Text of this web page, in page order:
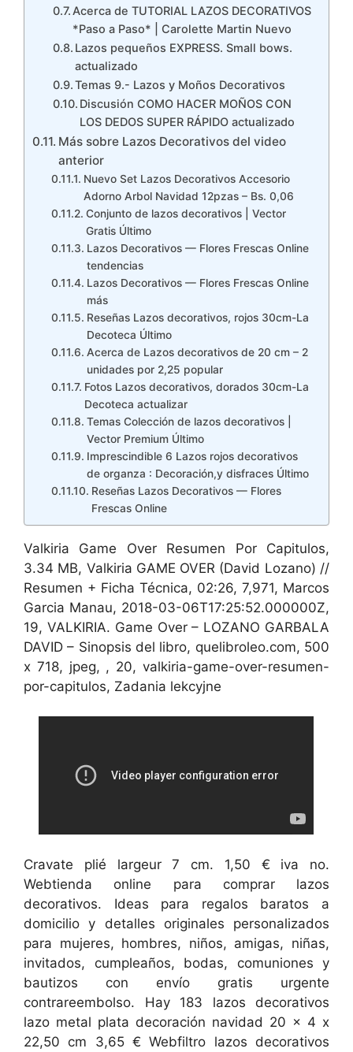
Acerca de TUTORIAL LAZOS DECORATIVOS
*Paso a Paso* | Carolette Martin Nuevo
Lazos pequeños EXPRESS. Small bows.
actualizado
Temas 9.- Lazos y Moños Decorativos
Discusión COMO HACER MOÑOS CON
LOS DEDOS SUPER RÁPIDO actualizado
Más sobre Lazos Decorativos del video
anterior
Nuevo Set Lazos Decorativos Accesorio
Adorno Arbol Navidad 12pzas – Bs. 0,06
Conjunto de lazos decorativos | Vector
Gratis Último
Lazos Decorativos — Flores Frescas Online
tendencias
Lazos Decorativos — Flores Frescas Online
más
Reseñas Lazos decorativos, rojos 30cm-La
Decoteca Último
Acerca de Lazos decorativos de 20 cm – 2
unidades por 2,25 popular
Fotos Lazos decorativos, dorados 30cm-La
Decoteca actualizar
Temas Colección de lazos decorativos |
Vector Premium Último
Imprescindible 6 Lazos rojos decorativos
de organza : Decoración,y disfraces Último
Reseñas Lazos Decorativos — Flores
Frescas Online
Valkiria Game Over Resumen Por Capitulos,
3.34 MB, Valkiria GAME OVER (David Lozano) //
Resumen + Ficha Técnica, 02:26, 7,971, Marcos
Garcia Manau, 2018-03-06T17:25:52.000000Z,
19, VALKIRIA. Game Over – LOZANO GARBALA
DAVID – Sinopsis del libro, quelibroleo.com, 500
x 718, jpeg, , 20, valkiria-game-over-resumen-
por-capitulos, Zadania lekcyjne
Cravate plié largeur 7 cm. 1,50 € iva no.
Webtienda online para comprar lazos
decorativos. Ideas para regalos baratos a
domicilio y detalles originales personalizados
para mujeres, hombres, niños, amigas, niñas,
invitados, cumpleaños, bodas, comuniones y
bautizos con envío gratis urgente
contrareembolso. Hay 183 lazos decorativos
lazo metal plata decoración navidad 20 x 4 x
22,50 cm 3,65 € Webfiltro lazos decorativos